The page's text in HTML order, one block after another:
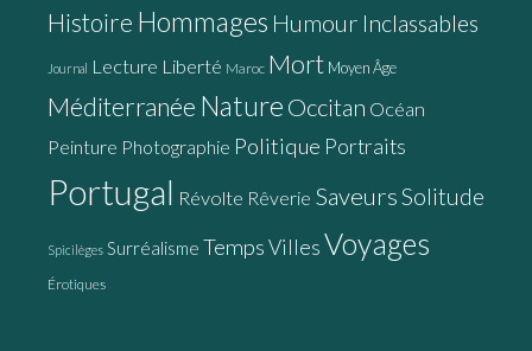
Histoire Hommages Humour Inclassables
Journal Lecture Liberté Maroc Mort Moyen Âge
Méditerranée Nature Occitan Océan
Peinture Photographie Politique Portraits
Portugal Révolte Rêverie SaveursSolitude
Spicilèges Surréalisme TempsVillesVoyages
Érotiques